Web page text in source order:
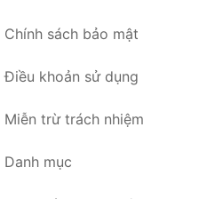
Chính sách bảo mật
Điều khoản sử dụng
Miễn trừ trách nhiệm
Danh mục